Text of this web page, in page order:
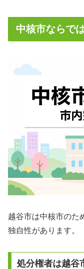
中核市ならで
越谷市は中核市のた
独自性があります。
処分権者は越谷